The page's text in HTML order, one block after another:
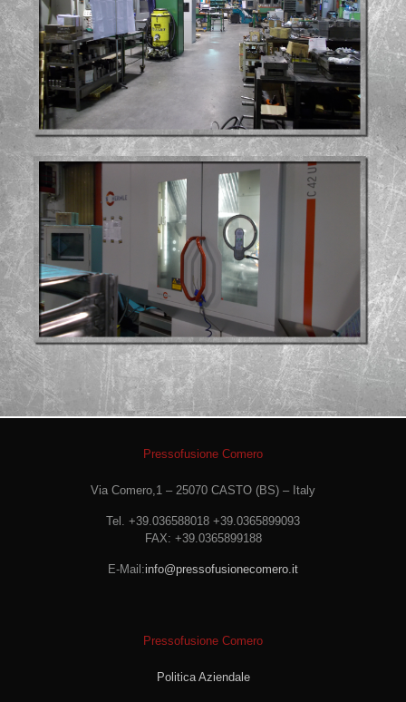
Pressofusione Comero
Via Comero,1 – 25070 CASTO (BS) – Italy
Tel. +39.036588018 +39.0365899093
FAX: +39.0365899188
E-Mail:info@pressofusionecomero.it
Pressofusione Comero
Politica Aziendale